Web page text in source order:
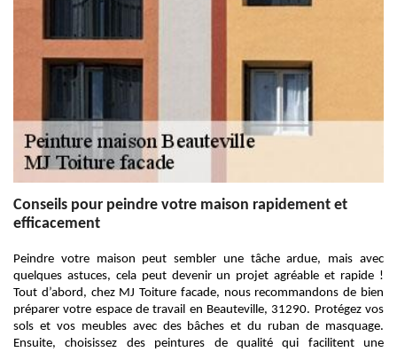
Conseils pour peindre votre maison rapidement et
efficacement
Peindre votre maison peut sembler une tâche ardue, mais avec
quelques astuces, cela peut devenir un projet agréable et rapide !
Tout d’abord, chez MJ Toiture facade, nous recommandons de bien
préparer votre espace de travail en Beauteville, 31290. Protégez vos
sols et vos meubles avec des bâches et du ruban de masquage.
Ensuite, choisissez des peintures de qualité qui facilitent une